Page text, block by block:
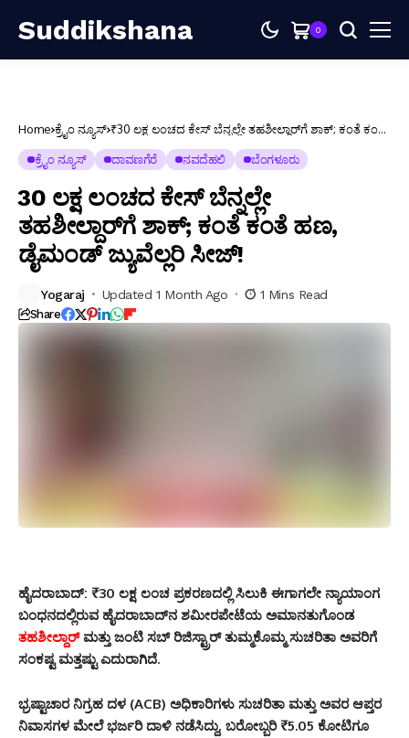
Suddikshana 0
Home ಕ್ರೈಂ ನ್ಯೂಸ್ ₹30 ಲಕ್ಷ ಲಂಚದ ಕೇಸ್ ಬೆನ್ನಲ್ಲೇ ತಹಶೀಲ್ದಾರ್‌ಗೆ ಶಾಕ್; ಕಂತೆ ಕಂತೆ
ಕ್ರೈಂ ನ್ಯೂಸ್ ದಾವಣಗೆರೆ ನವದೆಹಲಿ ಬೆಂಗಳೂರು
₹30 ಲಕ್ಷ ಲಂಚದ ಕೇಸ್ ಬೆನ್ನಲ್ಲೇ
ತಹಶೀಲ್ದಾರ್‌ಗೆ ಶಾಕ್; ಕಂತೆ ಕಂತೆ ಹಣ,
ಡೈಮಂಡ್ ಜ್ಯುವೆಲ್ಲರಿ ಸೀಜ್!
Yogaraj Updated 1 Month Ago 1 Mins Read
Share
ಹೈದರಾಬಾದ್: ₹30 ಲಕ್ಷ ಲಂಚ ಪ್ರಕರಣದಲ್ಲಿ ಸಿಲುಕಿ ಈಗಾಗಲೇ ನ್ಯಾಯಾಂಗ
ಬಂಧನದಲ್ಲಿರುವ ಹೈದರಾಬಾದ್‌ನ ಶಮೀರಪೇಟೆಯ ಅಮಾನತುಗೊಂಡ
ತಹಶೀಲ್ದಾರ್ಮತ್ತು ಜಂಟಿ ಸಬ್ ರಿಜಿಸ್ಟ್ರಾರ್ ತುಮ್ಮಕೊಮ್ಮ ಸುಚರಿತಾ ಅವರಿಗೆ
ಸಂಕಷ್ಟ ಮತ್ತಷ್ಟು ಎದುರಾಗಿದೆ.
ಭ್ರಷ್ಟಾಚಾರ ನಿಗ್ರಹ ದಳ (ACB) ಅಧಿಕಾರಿಗಳು ಸುಚರಿತಾ ಮತ್ತು ಅವರ ಆಪ್ತರ
ನಿವಾಸಗಳ ಮೇಲೆ ಭರ್ಜರಿ ದಾಳಿ ನಡೆಸಿದ್ದು, ಬರೋಬ್ಬರಿ ₹5.05 ಕೋಟಿಗೂ